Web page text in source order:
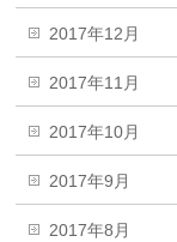
2017年12月
2017年11月
2017年10月
2017年9月
2017年8月